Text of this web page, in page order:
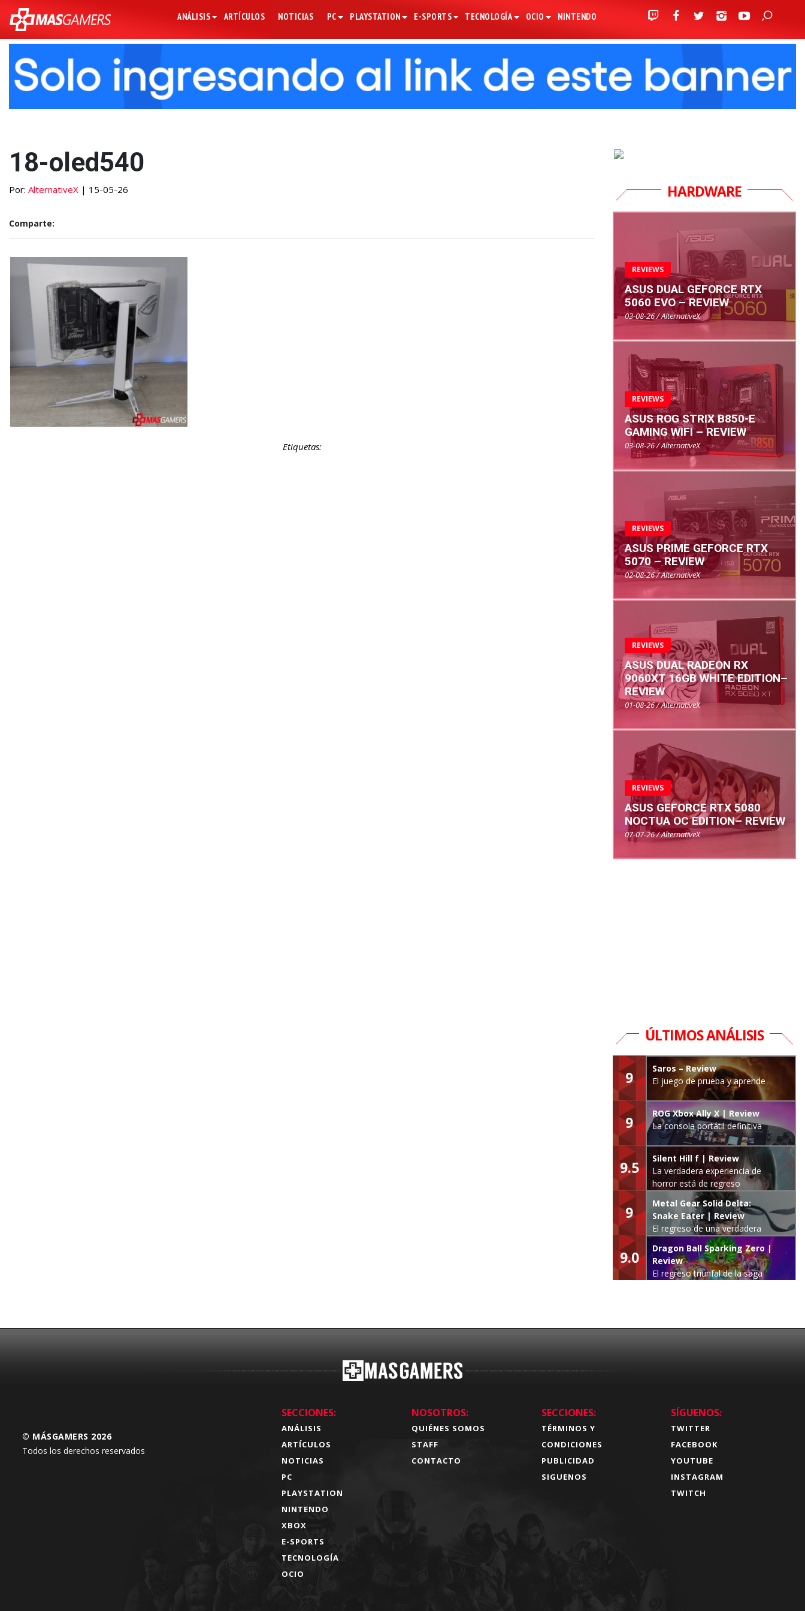
ANÁLISIS ARTÍCULOS NOTICIAS PC PLAYSTATION E-SPORTS TECNOLOGÍA OCIO NINTENDO
18-oled540
Por: AlternativeX | 15-05-26
Comparte:
Etiquetas:
HARDWARE
REVIEWS
ASUS DUAL GEFORCE RTX
5060 EVO – REVIEW
03-08-26 / AlternativeX
REVIEWS
ASUS ROG STRIX B850-E
GAMING WIFI – REVIEW
03-08-26 / AlternativeX
REVIEWS
ASUS PRIME GEFORCE RTX
5070 – REVIEW
02-08-26 / AlternativeX
REVIEWS
ASUS DUAL RADEON RX
9060XT 16GB WHITE EDITION–
REVIEW
01-08-26 / AlternativeX
REVIEWS
ASUS GEFORCE RTX 5080
NOCTUA OC EDITION– REVIEW
07-07-26 / AlternativeX
ÚLTIMOS ANÁLISIS
9
Saros – Review
El juego de prueba y aprende
9
ROG Xbox Ally X | Review
La consola portátil definitiva
9.5
Silent Hill f | Review
La verdadera experiencia de
horror está de regreso
9
Metal Gear Solid Delta:
Snake Eater | Review
El regreso de una verdadera
leyenda
9.0
Dragon Ball Sparking Zero |
Review
El regreso triunfal de la saga
© MÁSGAMERS 2026
Todos los derechos reservados
SECCIONES:
ANÁLISIS
ARTÍCULOS
NOTICIAS
PC
PLAYSTATION
NINTENDO
XBOX
E-SPORTS
TECNOLOGÍA
OCIO
NOSOTROS:
QUIÉNES SOMOS
STAFF
CONTACTO
SECCIONES:
TÉRMINOS Y
CONDICIONES
PUBLICIDAD
SIGUENOS
SÍGUENOS:
TWITTER
FACEBOOK
YOUTUBE
INSTAGRAM
TWITCH